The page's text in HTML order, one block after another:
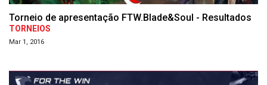
Torneio de apresentação FTW.Blade&Soul - Resultados
TORNEIOS
Mar 1, 2016